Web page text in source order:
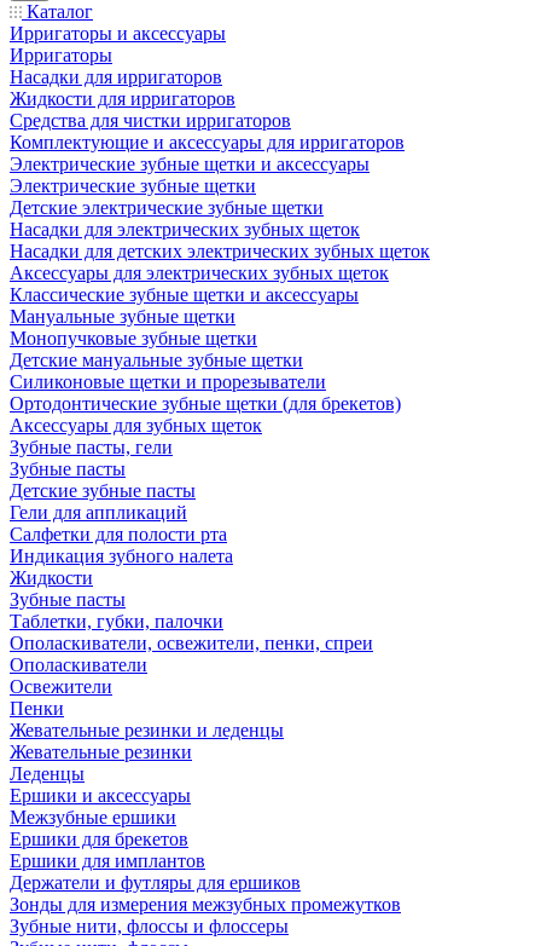
Каталог
Ирригаторы и аксессуары
Ирригаторы
Насадки для ирригаторов
Жидкости для ирригаторов
Средства для чистки ирригаторов
Комплектующие и аксессуары для ирригаторов
Электрические зубные щетки и аксессуары
Электрические зубные щетки
Детские электрические зубные щетки
Насадки для электрических зубных щеток
Насадки для детских электрических зубных щеток
Аксессуары для электрических зубных щеток
Классические зубные щетки и аксессуары
Мануальные зубные щетки
Монопучковые зубные щетки
Детские мануальные зубные щетки
Силиконовые щетки и прорезыватели
Ортодонтические зубные щетки (для брекетов)
Аксессуары для зубных щеток
Зубные пасты, гели
Зубные пасты
Детские зубные пасты
Гели для аппликаций
Салфетки для полости рта
Индикация зубного налета
Жидкости
Зубные пасты
Таблетки, губки, палочки
Ополаскиватели, освежители, пенки, спреи
Ополаскиватели
Освежители
Пенки
Жевательные резинки и леденцы
Жевательные резинки
Леденцы
Ершики и аксессуары
Межзубные ершики
Ершики для брекетов
Ершики для имплантов
Держатели и футляры для ершиков
Зонды для измерения межзубных промежутков
Зубные нити, флоссы и флоссеры